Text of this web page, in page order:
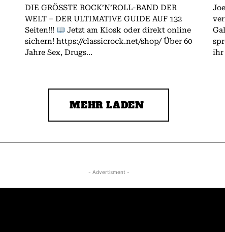
DIE GRÖSSTE ROCK’N’ROLL-BAND DER
WELT – DER ULTIMATIVE GUIDE AUF 132
Seiten!!!
Jetzt am Kiosk oder direkt online
sichern! https://classicrock.net/shop/ Über 60
Jahre Sex, Drugs...
Gallagher.
ihr
MEHR LADEN
- Advertisment -